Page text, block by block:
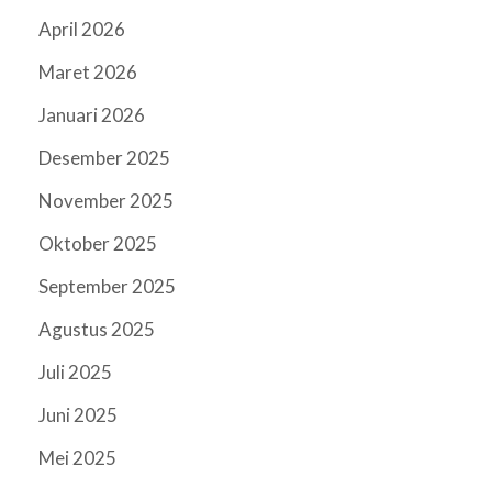
April 2026
Maret 2026
Januari 2026
Desember 2025
November 2025
Oktober 2025
September 2025
Agustus 2025
Juli 2025
Juni 2025
Mei 2025